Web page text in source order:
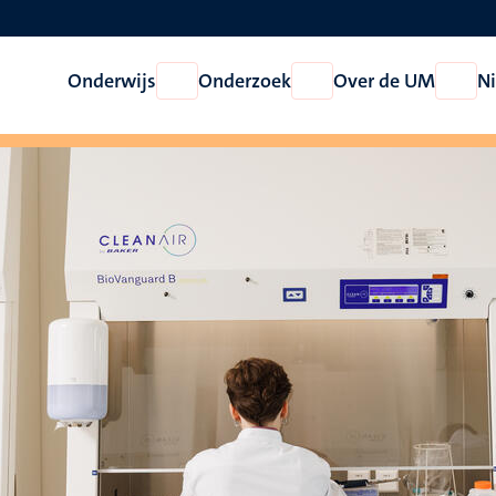
Onderwijs
Open
Onderwijs
Onderzoek
Open
Onderzoek
Over de UM
Open
Over
UM